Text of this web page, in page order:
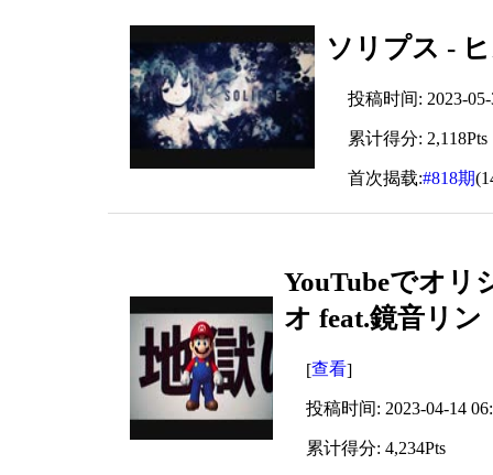
ソリプス -
投稿时间: 2023-05-
累计得分: 2,118Pts
首次揭载:#818期
YouTubeでオリ
オ feat.鏡音リン
[查看]
投稿时间: 2023-04-14
累计得分: 4,234Pts